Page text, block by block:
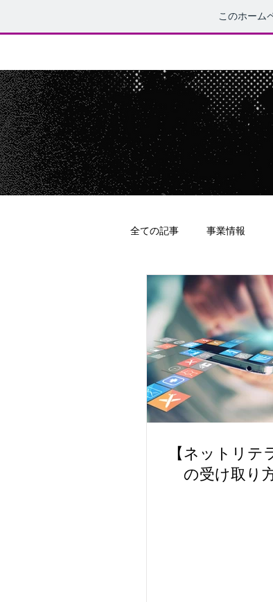
このホーム
全ての記事 事業情報
【ネットリテ
の受け取り